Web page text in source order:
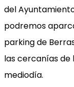
del
podremos
parking de
las cercanías de
mediodía.